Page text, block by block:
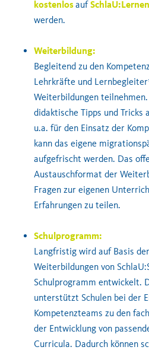
kostenlosaufSchlaU:Lernen
werden.
Weiterbildung:
Begleitend zu den
Lehrkräfte und
Weiterbildungen
didaktische Tipps und Tricks
u.a. für den Einsatz der
kann das eigene
aufgefrischt werden. Das
Austauschformat der
Fragen zur eigenen
Erfahrungen zu teilen.
Schulprogramm:
Langfristig wird auf Basis
Weiterbildungen von
Schulprogramm entwickelt.
unterstützt Schulen bei der
Kompetenzteams zu den
der Entwicklung von
Curricula. Dadurch können